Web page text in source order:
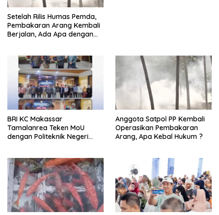
Setelah Rilis Humas Pemda,
Pembakaran Arang Kembali
Berjalan, Ada Apa dengan
BRI KC Makassar
Tamalanrea Teken MoU
dengan Politeknik Negeri
Anggota Satpol PP Kembali
Operasikan Pembakaran
Arang, Apa Kebal Hukum ?